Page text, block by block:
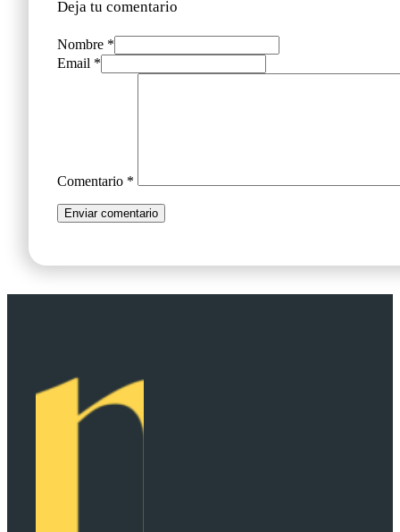
Deja tu comentario
Nombre *
Email *
Comentario *